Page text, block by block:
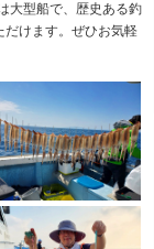
大型船で、歴史ある釣
だけます。ぜひお気軽